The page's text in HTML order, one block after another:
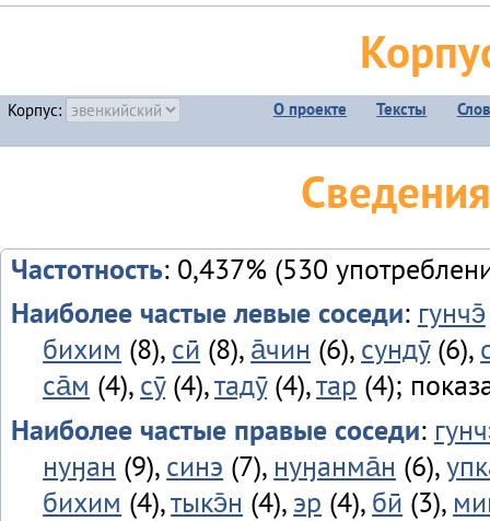
Корпус: О проекте Тексты
Частотность: 0,437% (530
Наиболее частые левые соседи: гунчэ̄
бихим (8), сӣ (8), а̄чин (6), сундӯ(6),
са̄м (4), сӯ(4),тадӯ(4),тар (4);
Наиболее частые правые соседи:
нуӈан (9), синэ (7), нуӈанма̄н (6),
бихим (4),тыкэ̄н (4), эр (4), бӣ (3),